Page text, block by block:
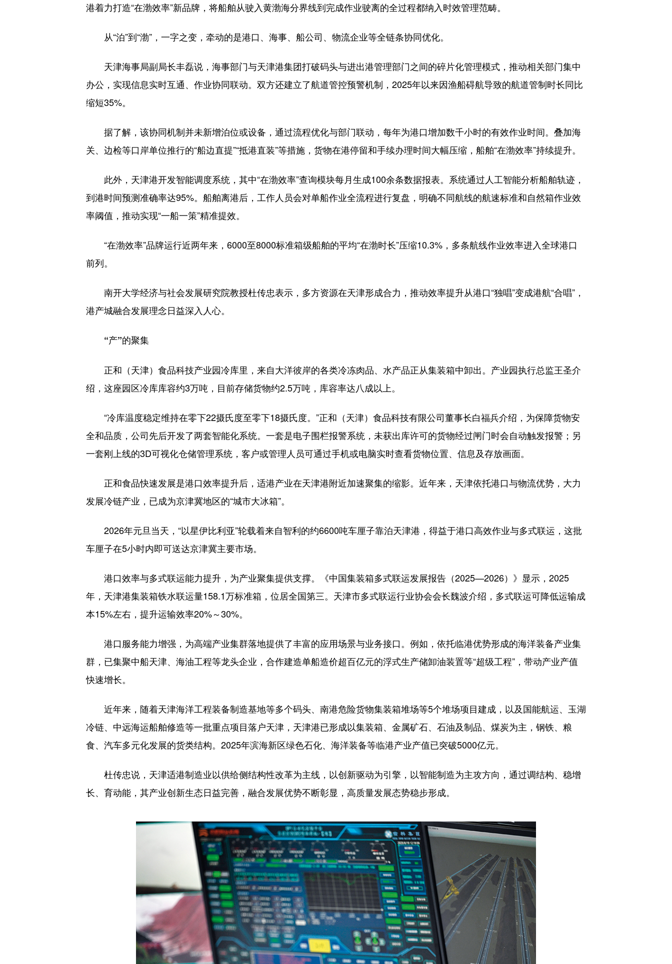
港着力打造“在渤效率”新品牌，将船舶从驶入黄渤海分界线到完成作业驶离的全过程都纳入时效管理范畴。
从“泊”到“渤”，一字之变，牵动的是港口、海事、船公司、物流企业等全链条协同优化。
天津海事局副局长丰磊说，海事部门与天津港集团打破码头与进出港管理部门之间的碎片化管理模式，推动相关部门集中
办公，实现信息实时互通、作业协同联动。双方还建立了航道管控预警机制，2025年以来因渔船碍航导致的航道管制时长同比
缩短35%。
据了解，该协同机制并未新增泊位或设备，通过流程优化与部门联动，每年为港口增加数千小时的有效作业时间。叠加海
关、边检等口岸单位推行的“船边直提”“抵港直装”等措施，货物在港停留和手续办理时间大幅压缩，船舶“在渤效率”持续提升。
此外，天津港开发智能调度系统，其中“在渤效率”查询模块每月生成100余条数据报表。系统通过人工智能分析船舶轨迹，
到港时间预测准确率达95%。船舶离港后，工作人员会对单船作业全流程进行复盘，明确不同航线的航速标准和自然箱作业效
率阈值，推动实现“一船一策”精准提效。
“在渤效率”品牌运行近两年来，6000至8000标准箱级船舶的平均“在渤时长”压缩10.3%，多条航线作业效率进入全球港口
前列。
南开大学经济与社会发展研究院教授杜传忠表示，多方资源在天津形成合力，推动效率提升从港口“独唱”变成港航“合唱”，
港产城融合发展理念日益深入人心。
“产”的聚集
正和（天津）食品科技产业园冷库里，来自大洋彼岸的各类冷冻肉品、水产品正从集装箱中卸出。产业园执行总监王圣介
绍，这座园区冷库库容约3万吨，目前存储货物约2.5万吨，库容率达八成以上。
“冷库温度稳定维持在零下22摄氏度至零下18摄氏度。”正和（天津）食品科技有限公司董事长白福兵介绍，为保障货物安
全和品质，公司先后开发了两套智能化系统。一套是电子围栏报警系统，未获出库许可的货物经过闸门时会自动触发报警；另
一套刚上线的3D可视化仓储管理系统，客户或管理人员可通过手机或电脑实时查看货物位置、信息及存放画面。
正和食品快速发展是港口效率提升后，适港产业在天津港附近加速聚集的缩影。近年来，天津依托港口与物流优势，大力
发展冷链产业，已成为京津冀地区的“城市大冰箱”。
2026年元旦当天，“以星伊比利亚”轮载着来自智利的约6600吨车厘子靠泊天津港，得益于港口高效作业与多式联运，这批
车厘子在5小时内即可送达京津冀主要市场。
港口效率与多式联运能力提升，为产业聚集提供支撑。《中国集装箱多式联运发展报告（2025—2026）》显示，2025
年，天津港集装箱铁水联运量158.1万标准箱，位居全国第三。天津市多式联运行业协会会长魏波介绍，多式联运可降低运输成
本15%左右，提升运输效率20%～30%。
港口服务能力增强，为高端产业集群落地提供了丰富的应用场景与业务接口。例如，依托临港优势形成的海洋装备产业集
群，已集聚中船天津、海油工程等龙头企业，合作建造单船造价超百亿元的浮式生产储卸油装置等“超级工程”，带动产业产值
快速增长。
近年来，随着天津海洋工程装备制造基地等多个码头、南港危险货物集装箱堆场等5个堆场项目建成，以及国能航运、玉湖
冷链、中远海运船舶修造等一批重点项目落户天津，天津港已形成以集装箱、金属矿石、石油及制品、煤炭为主，钢铁、粮
食、汽车多元化发展的货类结构。2025年滨海新区绿色石化、海洋装备等临港产业产值已突破5000亿元。
杜传忠说，天津适港制造业以供给侧结构性改革为主线，以创新驱动为引擎，以智能制造为主攻方向，通过调结构、稳增
长、育动能，其产业创新生态日益完善，融合发展优势不断彰显，高质量发展态势稳步形成。